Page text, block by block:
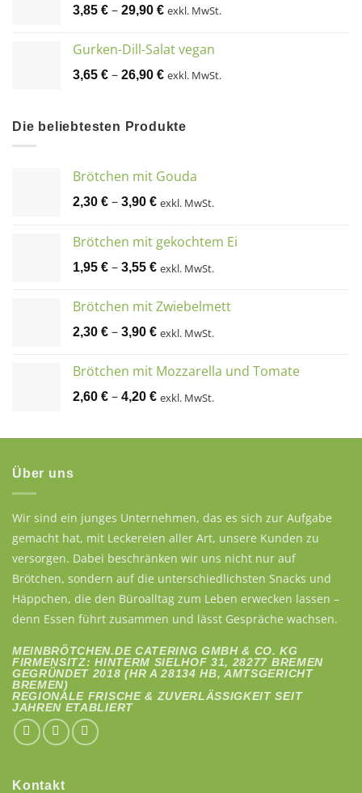
3,85 € – 29,90 € exkl. MwSt.
Gurken-Dill-Salat vegan
3,65 € – 26,90 € exkl. MwSt.
Die beliebtesten Produkte
Brötchen mit Gouda
2,30 € – 3,90 € exkl. MwSt.
Brötchen mit gekochtem Ei
1,95 € – 3,55 € exkl. MwSt.
Brötchen mit Zwiebelmett
2,30 € – 3,90 € exkl. MwSt.
Brötchen mit Mozzarella und Tomate
2,60 € – 4,20 € exkl. MwSt.
Über uns
Wir sind ein junges Unternehmen, das es sich zur Aufgabe
gemacht hat, mit Leckereien aller Art, unsere Kunden zu
versorgen. Dabei beschränken wir uns nicht nur auf
Brötchen, sondern auf die unterschiedlichsten Snacks und
Häppchen, die den Büroalltag zum Leben erwecken lassen –
denn Essen führt zusammen und lässt Gespräche wachsen.
MEINBRÖTCHEN.DE CATERING GMBH & CO. KG
FIRMENSITZ: HINTERM SIELHOF 31, 28277 BREMEN
GEGRÜNDET 2018 (HR A 28134 HB, AMTSGERICHT
BREMEN)
REGIONALE FRISCHE & ZUVERLÄSSIGKEIT SEIT
JAHREN ETABLIERT
Kontakt